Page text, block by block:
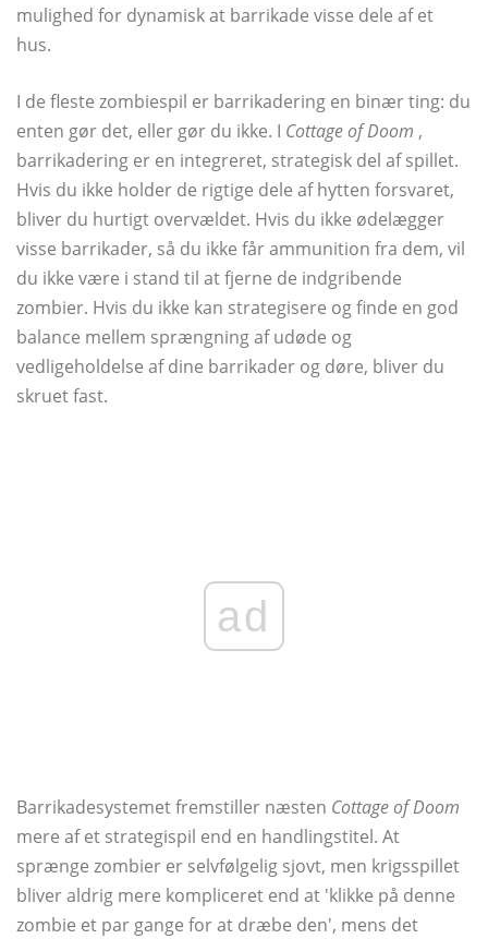
mulighed for dynamisk at barrikade visse dele af et
hus.
I de fleste zombiespil er barrikadering en binær ting: du
enten gør det, eller gør du ikke. I Cottage of Doom ,
barrikadering er en integreret, strategisk del af spillet.
Hvis du ikke holder de rigtige dele af hytten forsvaret,
bliver du hurtigt overvældet. Hvis du ikke ødelægger
visse barrikader, så du ikke får ammunition fra dem, vil
du ikke være i stand til at fjerne de indgribende
zombier. Hvis du ikke kan strategisere og finde en god
balance mellem sprængning af udøde og
vedligeholdelse af dine barrikader og døre, bliver du
skruet fast.
ad
Barrikadesystemet fremstiller næsten Cottage of Doom
mere af et strategispil end en handlingstitel. At
sprænge zombier er selvfølgelig sjovt, men krigsspillet
bliver aldrig mere kompliceret end at 'klikke på denne
zombie et par gange for at dræbe den', mens det